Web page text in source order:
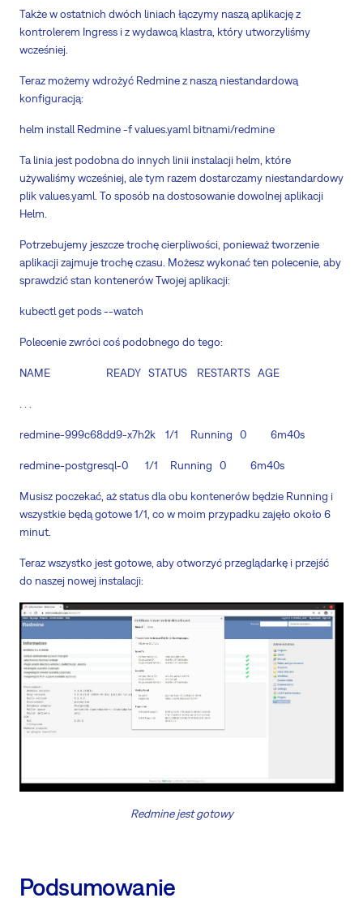
Także w ostatnich dwóch liniach łączymy naszą aplikację z
kontrolerem Ingress i z wydawcą klastra, który utworzyliśmy
wcześniej.
Teraz możemy wdrożyć Redmine z naszą niestandardową
konfiguracją:
helm install Redmine -f values.yaml bitnami/redmine
Ta linia jest podobna do innych linii instalacji helm, które
używaliśmy wcześniej, ale tym razem dostarczamy niestandardowy
plik values.yaml. To sposób na dostosowanie dowolnej aplikacji
Helm.
Potrzebujemy jeszcze trochę cierpliwości, ponieważ tworzenie
aplikacji zajmuje trochę czasu. Możesz wykonać ten polecenie, aby
sprawdzić stan kontenerów Twojej aplikacji:
kubectl get pods --watch
Polecenie zwróci coś podobnego do tego:
NAME READY STATUS RESTARTS AGE
. . .
redmine-999c68dd9-x7h2k 1/1 Running 0 6m40s
redmine-postgresql-0 1/1 Running 0 6m40s
Musisz poczekać, aż status dla obu kontenerów będzie Running i
wszystkie będą gotowe 1/1, co w moim przypadku zajęło około 6
minut.
Teraz wszystko jest gotowe, aby otworzyć przeglądarkę i przejść
do naszej nowej instalacji:
Redmine jest gotowy
Podsumowanie